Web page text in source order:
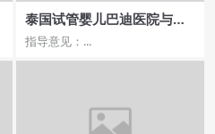
泰国试管婴儿巴迪医院与其
他医院对比，选择哪家更具
优势？
指导意见：...